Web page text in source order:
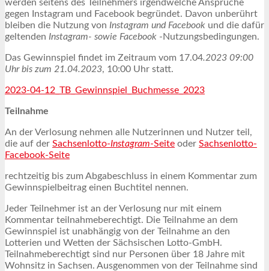
werden seitens des Teilnehmers irgendwelche Ansprüche
gegen Instagram und Facebook begründet. Davon unberührt
bleiben die Nutzung von Instagram und Facebook und die dafür
geltenden Instagram- sowie Facebook -Nutzungsbedingungen.
Das Gewinnspiel findet im Zeitraum vom 17.04.2023 09:00
Uhr bis zum 21.04.2023, 10:00 Uhr statt.
2023-04-12_TB_Gewinnspiel_Buchmesse_2023
Teilnahme
An der Verlosung nehmen alle Nutzerinnen und Nutzer teil,
die auf der Sachsenlotto-Instagram-Seite oder Sachsenlotto-
Facebook-Seite
rechtzeitig bis zum Abgabeschluss in einem Kommentar zum
Gewinnspielbeitrag einen Buchtitel nennen.
Jeder Teilnehmer ist an der Verlosung nur mit einem
Kommentar teilnahmeberechtigt. Die Teilnahme an dem
Gewinnspiel ist unabhängig von der Teilnahme an den
Lotterien und Wetten der Sächsischen Lotto-GmbH.
Teilnahmeberechtigt sind nur Personen über 18 Jahre mit
Wohnsitz in Sachsen. Ausgenommen von der Teilnahme sind